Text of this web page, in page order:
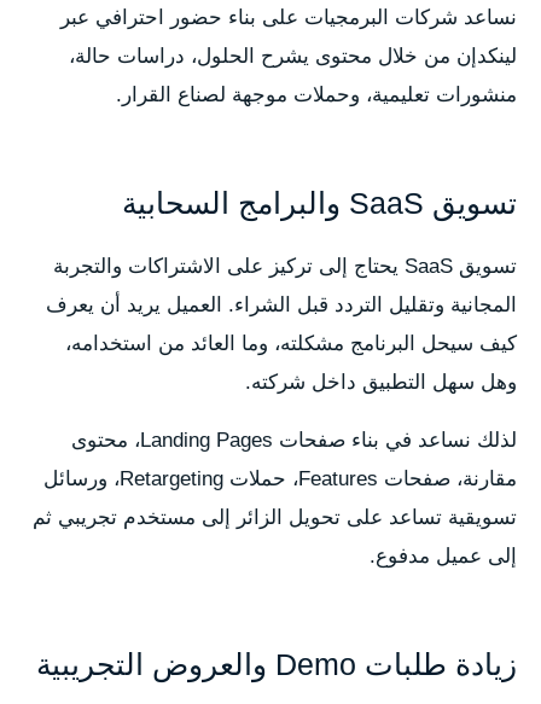
نساعد شركات البرمجيات على بناء حضور احترافي عبر
لينكدإن من خلال محتوى يشرح الحلول، دراسات حالة،
منشورات تعليمية، وحملات موجهة لصناع القرار.
تسويق SaaS والبرامج السحابية
تسويق SaaS يحتاج إلى تركيز على الاشتراكات والتجربة
المجانية وتقليل التردد قبل الشراء. العميل يريد أن يعرف
كيف سيحل البرنامج مشكلته، وما العائد من استخدامه،
وهل سهل التطبيق داخل شركته.
لذلك نساعد في بناء صفحات Landing Pages، محتوى
مقارنة، صفحات Features، حملات Retargeting، ورسائل
تسويقية تساعد على تحويل الزائر إلى مستخدم تجريبي ثم
إلى عميل مدفوع.
زيادة طلبات Demo والعروض التجريبية